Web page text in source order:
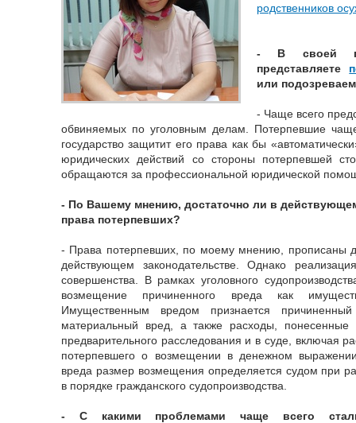
родственников
- В своей
представляете
или
- Чаще всего
обвиняемых по уголовным делам. Потерпевшие
государство защитит его права как бы
юридических действий со стороны потерпевшей
обращаются за профессиональной юридической
- По Вашему мнению, достаточно ли в
права потерпевших?
- Права потерпевших, по моему мнению, прописаны
действующем законодательстве. Однако
совершенства. В рамках уголовного
возмещение причиненного вреда как
Имущественным вредом признается
материальный вред, а также расходы,
предварительного расследования и в суде, включая
потерпевшего о возмещении в денежном
вреда размер возмещения определяется судом при
в порядке гражданского судопроизводства.
- С какими проблемами чаще всего